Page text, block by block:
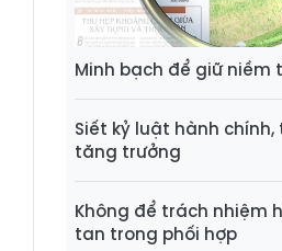
Minh bạch để giữ niềm
Siết kỷ luật hành
tăng trưởng
Không để trách nhiệm
tan trong phối hợp